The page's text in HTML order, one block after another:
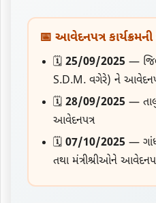
📅 આવેદનપત્ર
🗓️ 25/09/2025 —
S.D.M. વગેરે) ને
🗓️ 28/09/2025 —
આવેદનપત્ર
🗓️ 07/10/2025 —
તથા મંત્રીશ્રીઓને